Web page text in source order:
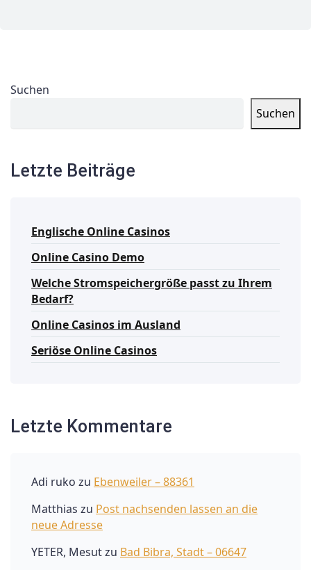
Suchen
Suchen
Letzte Beiträge
Englische Online Casinos
Online Casino Demo
Welche Stromspeichergröße passt zu Ihrem
Bedarf?
Online Casinos im Ausland
Seriöse Online Casinos
Letzte Kommentare
Adi ruko zu Ebenweiler – 88361
Matthias zu Post nachsenden lassen an die
neue Adresse
YETER, Mesutzu Bad Bibra, Stadt – 06647